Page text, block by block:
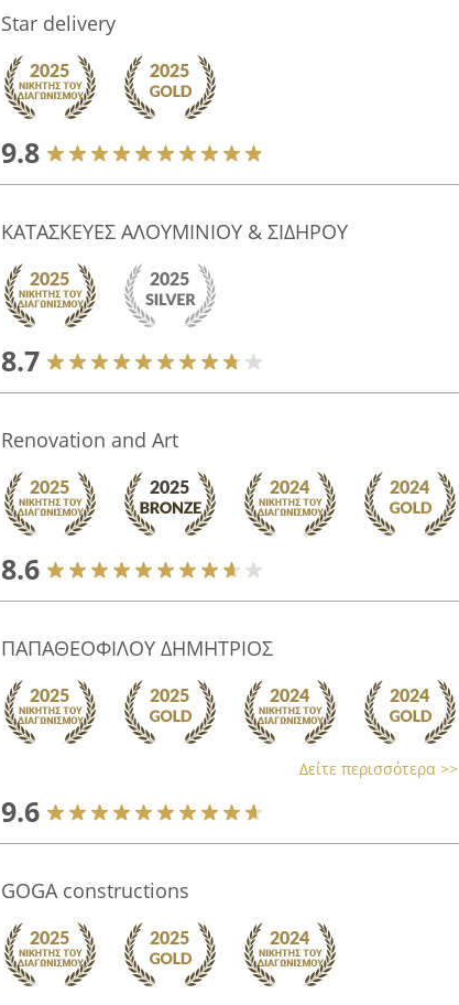
Star delivery
9.8
ΚΑΤΑΣΚΕΥΕΣ ΑΛΟΥΜΙΝΙΟΥ & ΣΙΔΗΡΟΥ
8.7
Renovation and Art
8.6
ΠΑΠΑΘΕΟΦΙΛΟΥ ΔΗΜΗΤΡΙΟΣ
Δείτε περισσότερα >>
9.6
GOGA constructions